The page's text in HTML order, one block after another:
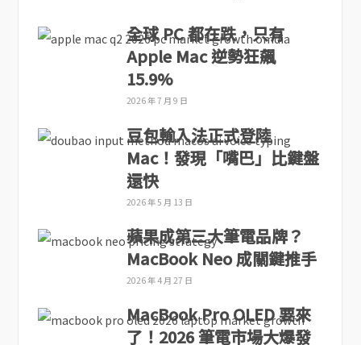
全球 PC 都在跌，只有
Apple Mac 逆勢狂飆
15.9%
2026 年 7 月 9 日
豆包輸入法正式登陸
Mac！發現「嘴巴」比鍵盤
還快
2026 年 5 月 13 日
蘋果成第三大筆電品牌？
MacBook Neo 成關鍵推手
2026 年 4 月 27 日
MacBook Pro OLED 要來
了！2026 筆電市場大爆發